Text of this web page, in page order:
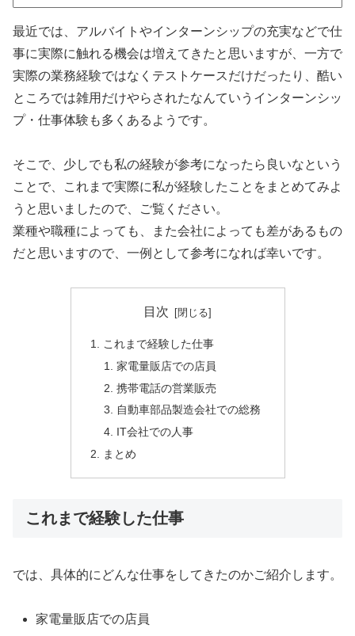
最近では、アルバイトやインターンシップの充実などで仕
事に実際に触れる機会は増えてきたと思いますが、一方で
実際の業務経験ではなくテストケースだけだったり、酷い
ところでは雑用だけやらされたなんていうインターンシッ
プ・仕事体験も多くあるようです。
そこで、少しでも私の経験が参考になったら良いなという
ことで、これまで実際に私が経験したことをまとめてみよ
うと思いましたので、ご覧ください。
業種や職種によっても、また会社によっても差があるもの
だと思いますので、一例として参考になれば幸いです。
目次
これまで経験した仕事
家電量販店での店員
携帯電話の営業販売
自動車部品製造会社での総務
IT会社での人事
まとめ
これまで経験した仕事
では、具体的にどんな仕事をしてきたのかご紹介します。
家電量販店での店員